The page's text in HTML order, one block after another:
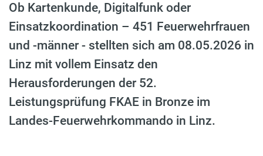
Ob Kartenkunde, Digitalfunk oder
Einsatzkoordination – 451 Feuerwehrfrauen
und -männer - stellten sich am 08.05.2026 in
Linz mit vollem Einsatz den
Herausforderungen der 52.
Leistungsprüfung FKAE in Bronze im
Landes-Feuerwehrkommando in Linz.